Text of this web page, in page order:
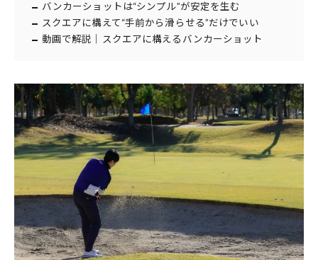
バンカーショットは“シンプル”が安定を生む
スクエアに構えて“手前から滑らせる”だけでいい
動画で解説｜スクエアに構えるバンカーショット